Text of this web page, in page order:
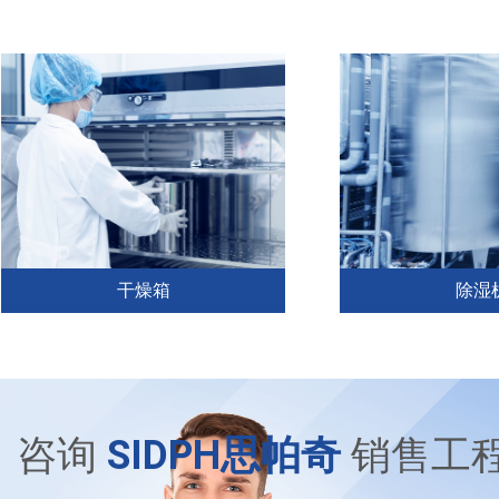
干燥箱
并确保它保持在干燥过程所需的范
性和有效性，同时还能最大限度地
降低损坏或过度干燥的风险。通过
结合使用思帕奇露点仪...
除湿
通过比较这些测量
量室内空气的露点
设置为保持所需的
咨询 SIDPH思帕奇 销售工